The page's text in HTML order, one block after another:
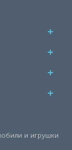
и игрушки